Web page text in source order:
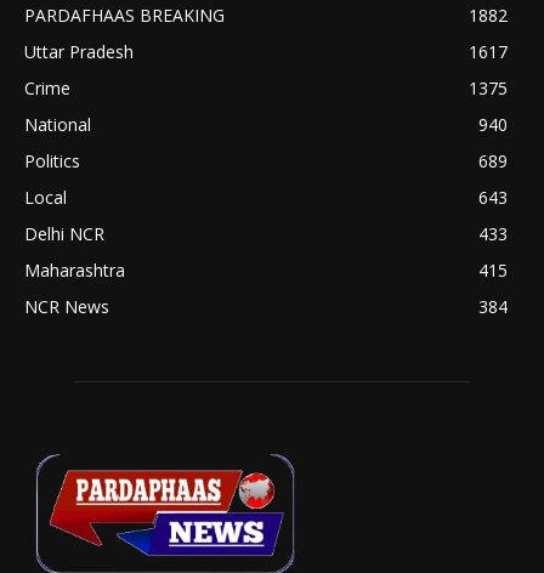
PARDAFHAAS BREAKING
1882
Uttar Pradesh
1617
Crime
1375
National
940
Politics
689
Local
643
Delhi NCR
433
Maharashtra
415
NCR News
384